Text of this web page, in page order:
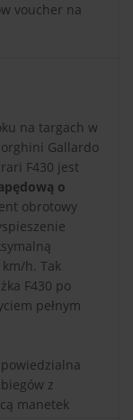
voucher na
na targach w
Gallardo
F430 jest
o
obrotowy
h. Tak
F430 po
pełnym
z
manetek